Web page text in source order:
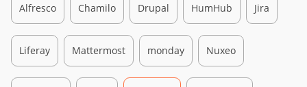
Alfresco Chamilo Drupal HumHub Jira
Liferay Mattermost monday Nuxeo